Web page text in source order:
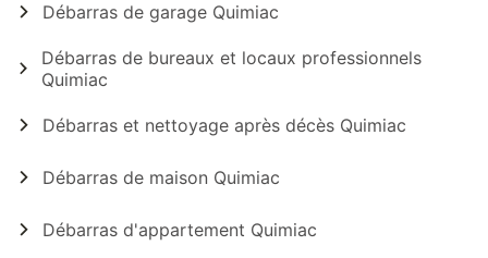
Débarras de garage Quimiac
Débarras de bureaux et locaux professionnels
Quimiac
Débarras et nettoyage après décès Quimiac
Débarras de maison Quimiac
Débarras d'appartement Quimiac